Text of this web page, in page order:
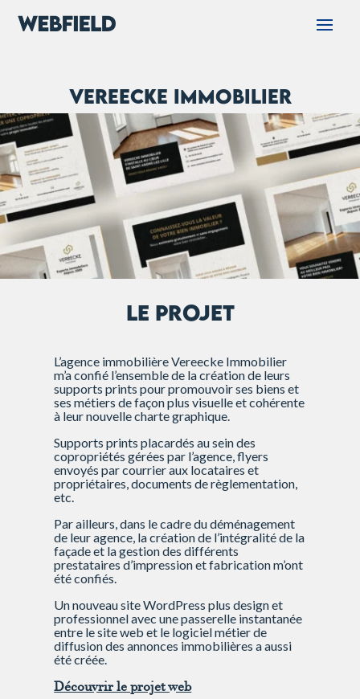
Vereecke Immobilier
LE PROJET
L’agence immobilière Vereecke Immobilier
m’a confié l’ensemble de la création de leurs
supports prints pour promouvoir ses biens et
ses métiers de façon plus visuelle et cohérente
à leur nouvelle charte graphique.
Supports prints placardés au sein des
copropriétés gérées par l’agence, flyers
envoyés par courrier aux locataires et
propriétaires, documents de règlementation,
etc.
Par ailleurs, dans le cadre du déménagement
de leur agence, la création de l’intégralité de la
façade et la gestion des différents
prestataires d’impression et fabrication m’ont
été confiés.
Un nouveau site WordPress plus design et
professionnel avec une passerelle instantanée
entre le site web et le logiciel métier de
diffusion des annonces immobilières a aussi
été créée.
Découvrir le projet web